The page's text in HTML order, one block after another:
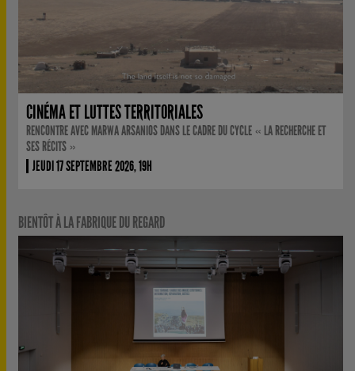
CINÉMA ET LUTTES TERRITORIALES
RENCONTRE AVEC MARWA ARSANIOS DANS LE CADRE DU CYCLE « LA RECHERCHE ET
SES RÉCITS »
JEUDI 17 SEPTEMBRE 2026, 19H
BIENTÔT À LA FABRIQUE DU REGARD